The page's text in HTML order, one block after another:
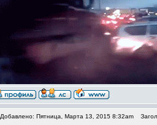
Добавлено: Пятница, Марта 13, 2015 8:32am